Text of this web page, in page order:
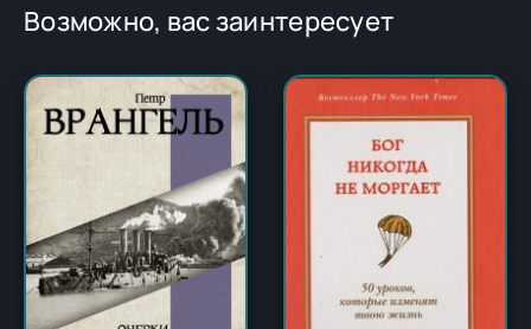
Возможно, вас заинтересует